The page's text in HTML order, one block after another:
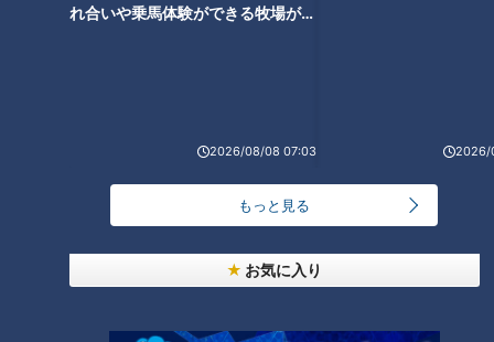
れ合いや乗馬体験ができる牧場がオ
2026/08/08 07:03 2026/
もっと見る
お気に入り
スタジオ破壊！？鶴瓶「助けて
止事項追加の事態！
気感！鶴瓶「この終わり方は、
スジナシ 吉本多香美